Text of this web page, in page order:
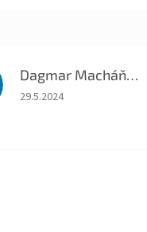
Dagmar Macháňová
Hodnocení obchodu je 5 z
29.5.2024